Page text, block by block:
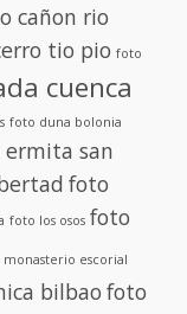
cañon rio
tio pio foto
cuenca
foto duna bolonia
san
foto
foto los osos foto
escorial
bilbao foto